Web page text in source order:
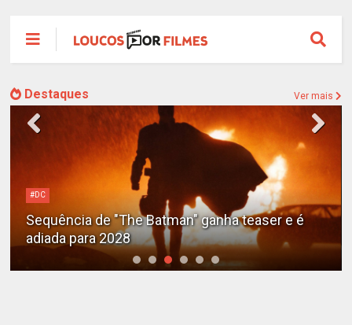
Destaques Ver mais
#DC
Sequência de "The Batman" ganha teaser e é
adiada para 2028